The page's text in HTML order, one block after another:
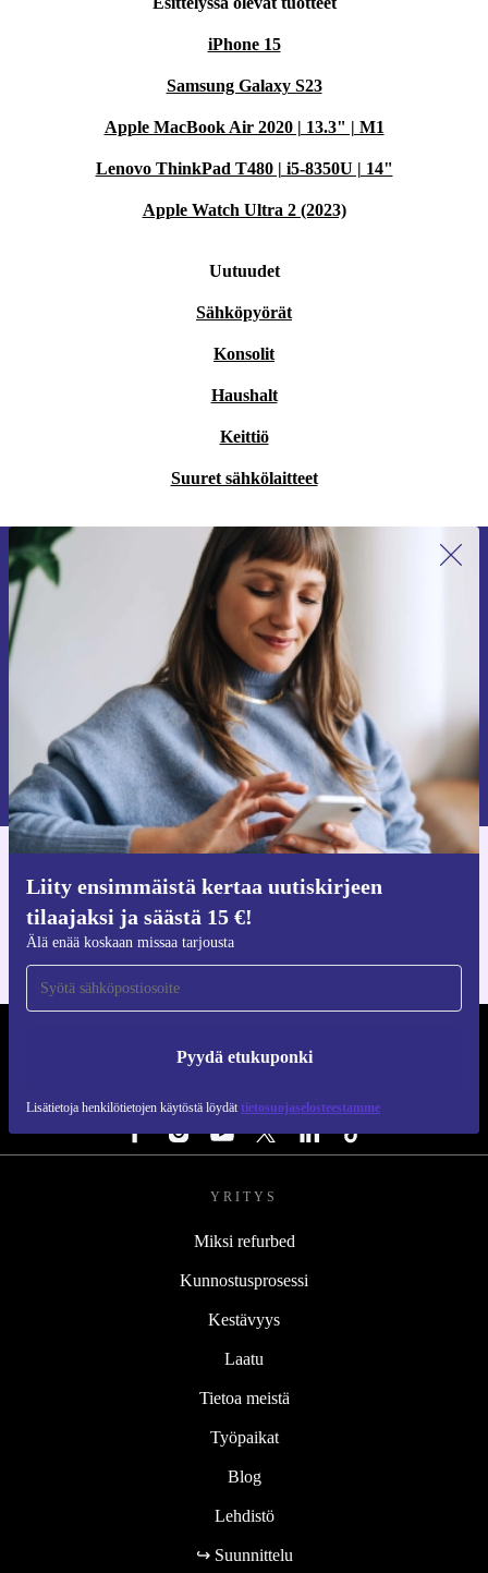
iPhone 15
Samsung Galaxy S23
Apple MacBook Air 2020 | 13.3" | M1
Lenovo ThinkPad T480 | i5-8350U | 14"
Apple Watch Ultra 2 (2023)
Uutuudet
Sähköpyörät
Konsolit
Haushalt
Keittiö
Suuret sähkölaitteet
Liity ensimmäistä kertaa uutiskirjeen
tilaajaksi ja säästä 15 €!
Älä enää koskaan missaa tarjousta
Pyydä etukuponki
Lisätietoja henkilötietojen käytöstä löydät tietosuojaselosteestamme
Liity ensimmäistä kertaa uutiskirjeen
tilaajaksi ja säästä 15 €!
Älä missaa enää yhtäkään tarjousta.
Pyydä etukuponki
Lisätietoja henkilötietojen käytöstä löydättietosuojaselosteestamme.
iOS:lle ja Androidille
YRITYS
Miksi refurbed
Kunnostusprosessi
Kestävyys
Laatu
Tietoa meistä
Työpaikat
Blog
Lehdistö
↪ Suunnittelu